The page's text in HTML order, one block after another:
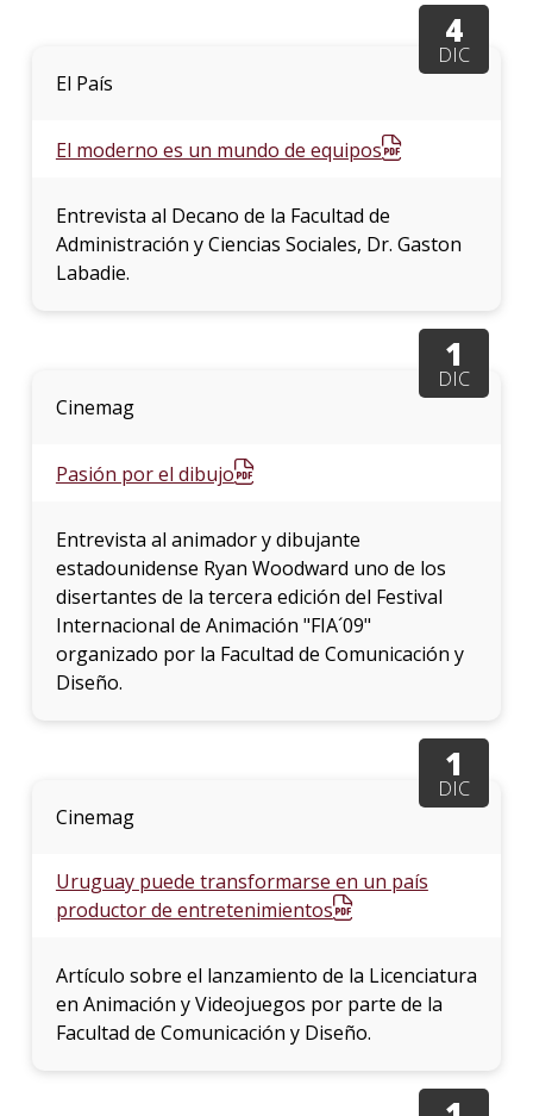
4
DIC
El País
El moderno es un mundo de equipos
Entrevista al Decano de la Facultad de
Administración y Ciencias Sociales, Dr. Gaston
Labadie.
1
DIC
Cinemag
Pasión por el dibujo
Entrevista al animador y dibujante
estadounidense Ryan Woodward uno de los
disertantes de la tercera edición del Festival
Internacional de Animación "FIA´09"
organizado por la Facultad de Comunicación y
Diseño.
1
DIC
Cinemag
Uruguay puede transformarse en un país
productor de entretenimientos
Artículo sobre el lanzamiento de la Licenciatura
en Animación y Videojuegos por parte de la
Facultad de Comunicación y Diseño.